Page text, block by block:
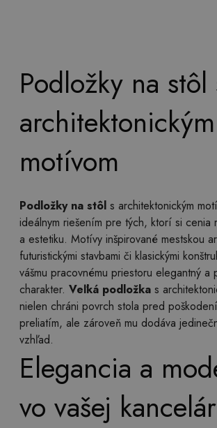
Podložky na stôl
architektonickým
motívom
Podložky na stôl s architektonickým
ideálnym riešením pre tých, ktorí si cenia
a estetiku. Motívy inšpirované mestskou
futuristickými stavbami či klasickými
vášmu pracovnému priestoru elegantný a
charakter. Veľká podložka s
nielen chráni povrch stola pred
preliatím, ale zároveň mu dodáva
vzhľad.
Elegancia a
vo vašej